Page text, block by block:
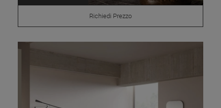
Richiedi Prezzo